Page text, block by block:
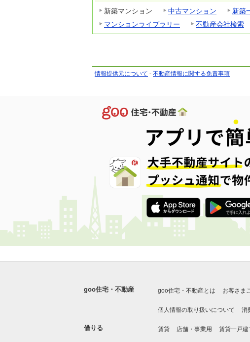
新築マンション
中古マンション 新築
マンションライブラリー
不動産会社検索
情報提供元について - 不動産情報に関する免責事項
goo住宅・不動産 goo住宅・不動産とは お客さま
個人情報の取り扱いについて 消
借りる 賃貸 店舗・事業用 賃貸一戸建